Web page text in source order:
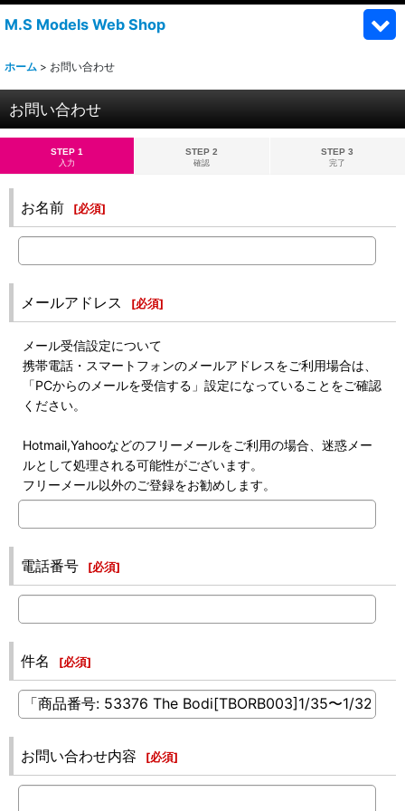
M.S Models Web Shop
ホーム > お問い合わせ
お問い合わせ
STEP 1
入力
STEP 2
確認
STEP 3
完了
お名前 [必須]
メールアドレス [必須]
メール受信設定について
携帯電話・スマートフォンのメールアドレスをご利用場合は、
「PCからのメールを受信する」設定になっていることをご確認
ください。
Hotmail,Yahooなどのフリーメールをご利用の場合、迷惑メー
ルとして処理される可能性がございます。
フリーメール以外のご登録をお勧めします。
電話番号 [必須]
件名 [必須]
お問い合わせ内容 [必須]